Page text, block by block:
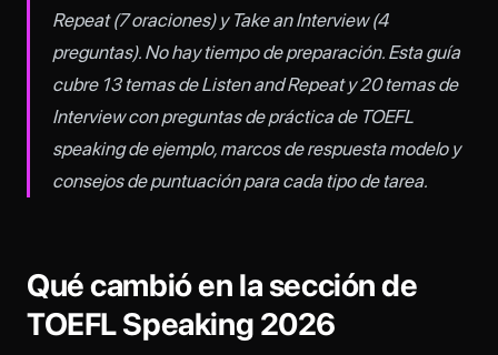
Repeat (7 oraciones) y Take an Interview (4
preguntas). No hay tiempo de preparación. Esta guía
cubre 13 temas de Listen and Repeat y 20 temas de
Interview con preguntas de práctica de TOEFL
speaking de ejemplo, marcos de respuesta modelo y
consejos de puntuación para cada tipo de tarea.
Qué cambió en la sección de
TOEFL Speaking 2026